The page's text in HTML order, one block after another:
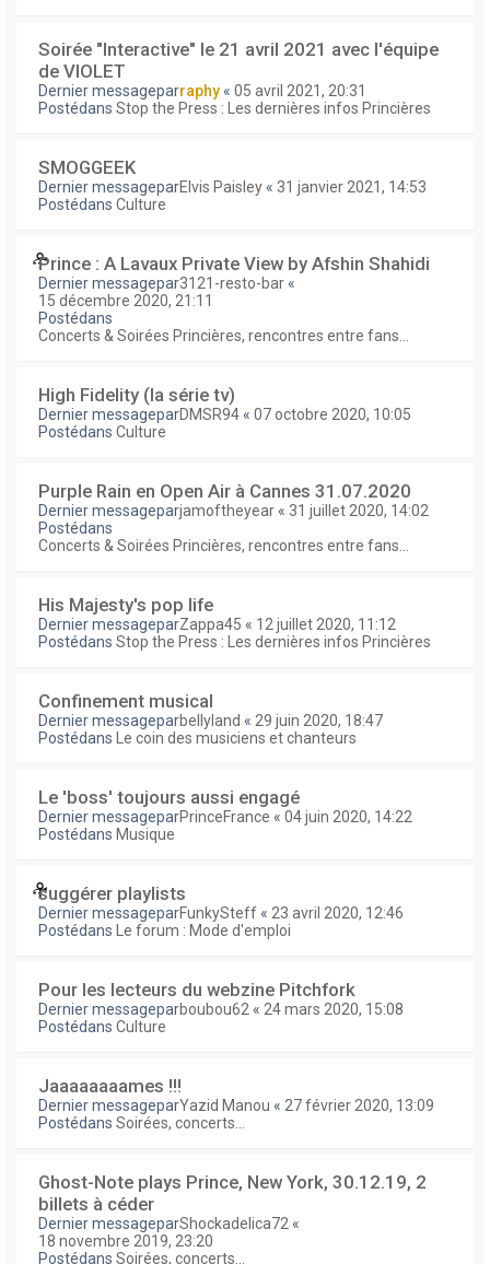
Soirée "Interactive" le 21 avril 2021 avec l'équipe
de VIOLET
Dernier messageparraphy « 05 avril 2021, 20:31
Postédans Stop the Press : Les dernières infos Princières
SMOGGEEK
Dernier messageparElvis Paisley « 31 janvier 2021, 14:53
Postédans Culture
Prince : A Lavaux Private View by Afshin Shahidi
Dernier messagepar3121-resto-bar «
15 décembre 2020, 21:11
Postédans
Concerts & Soirées Princières, rencontres entre fans...
High Fidelity (la série tv)
Dernier messageparDMSR94 « 07 octobre 2020, 10:05
Postédans Culture
Purple Rain en Open Air à Cannes 31.07.2020
Dernier messageparjamoftheyear « 31 juillet 2020, 14:02
Postédans
Concerts & Soirées Princières, rencontres entre fans...
His Majesty's pop life
Dernier messageparZappa45 « 12 juillet 2020, 11:12
Postédans Stop the Press : Les dernières infos Princières
Confinement musical
Dernier messageparbellyland « 29 juin 2020, 18:47
Postédans
Le coin des musiciens et chanteurs
Le 'boss' toujours aussi engagé
Dernier messageparPrinceFrance « 04 juin 2020, 14:22
Postédans Musique
suggérer playlists
Dernier messageparFunkySteff « 23 avril 2020, 12:46
Postédans
Le forum : Mode d'emploi
Pour les lecteurs du webzine Pitchfork
Dernier messageparboubou62 « 24 mars 2020, 15:08
Postédans Culture
Jaaaaaaaames !!!
Dernier messageparYazid Manou « 27 février 2020, 13:09
Postédans Soirées, concerts...
Ghost-Note plays Prince, New York, 30.12.19, 2
billets à céder
Dernier messageparShockadelica72 «
18 novembre 2019, 23:20
Postédans Soirées, concerts...